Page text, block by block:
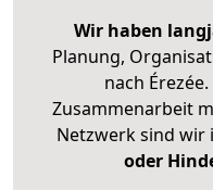
Wir haben
Planung,
nach
Zusammenarbeit
Netzwerk sind wir
oder